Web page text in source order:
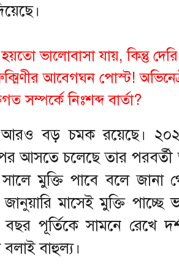
ভালোবাসা যায়, কিন্তু
আবেগঘন পোস্ট!
সম্পর্কে নিঃশব্দ বার্তা?
বড় চমক রয়েছে।
আসতে চলেছে তার পরবর্তী
মুক্তি পাবে বলে জানা
মাসেই মুক্তি পাচ্ছে
বছর পূর্তিকে সামনে রেখে
বাহুল্য।